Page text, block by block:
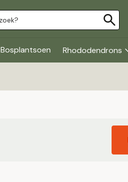
Bosplantsoen Rhododendrons